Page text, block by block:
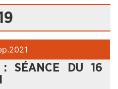
2021
: SÉANCE DU 16